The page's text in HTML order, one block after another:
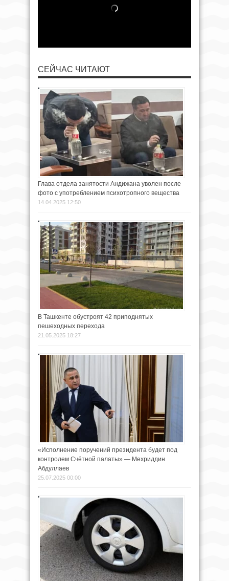
СЕЙЧАС ЧИТАЮТ
Глава отдела занятости Андижана уволен после
фото с употреблением психотропного вещества
14.04.2025 12:50
В Ташкенте обустроят 42 приподнятых
пешеходных перехода
21.05.2025 18:27
«Исполнение поручений президента будет под
контролем Счётной палаты» — Мехриддин
Абдуллаев
25.07.2025 00:00